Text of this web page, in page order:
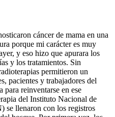
cáncer de mama en una
porque mi carácter es muy
y eso hizo que apurara los
y los tratamientos. Sin
permitieron un
pacientes y trabajadores del
para reinventarse en ese
del Instituto Nacional de
se llenaron con los registros